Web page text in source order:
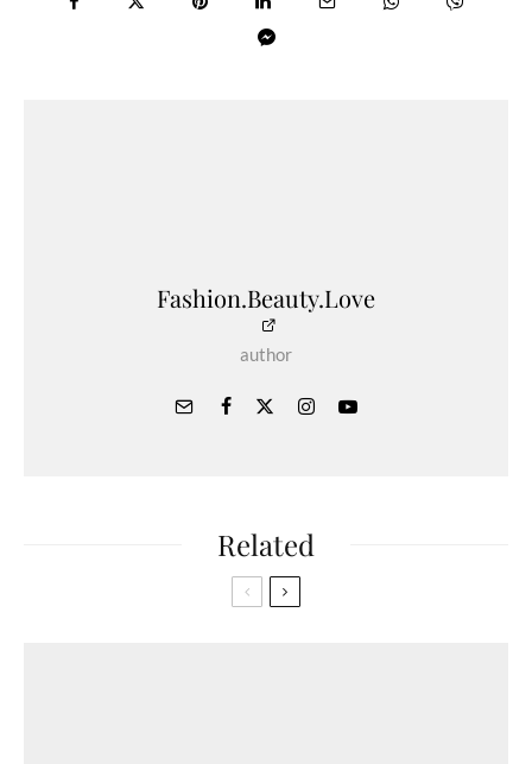
Fashion.Beauty.Love
author
Related